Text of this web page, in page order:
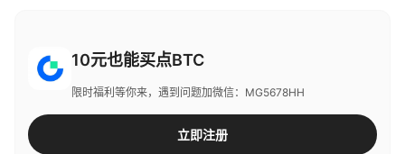
10元也能买点BTC
限时福利等你来，遇到问题加微信：MG5678HH
立即注册